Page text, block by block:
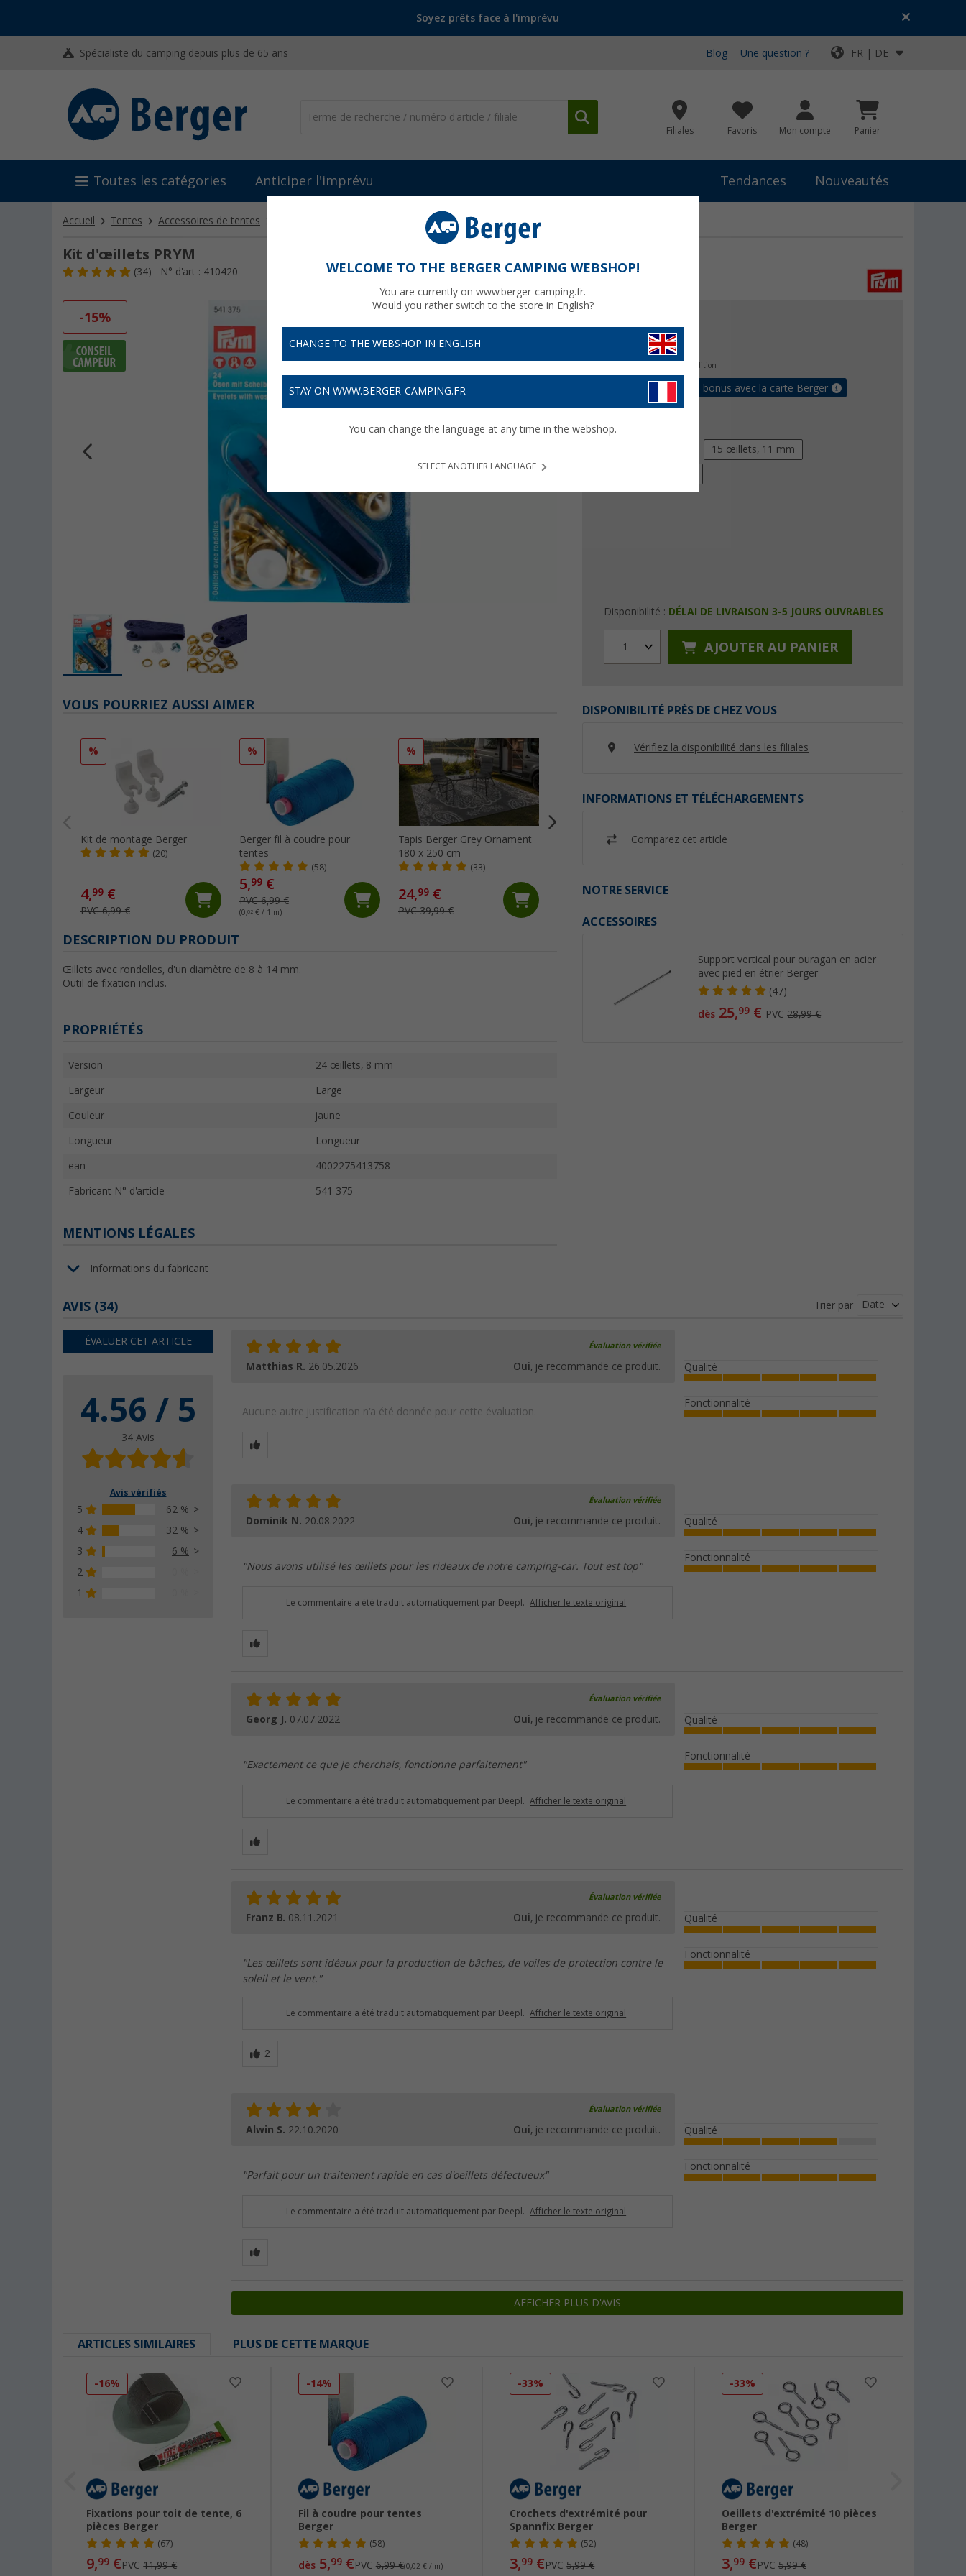
Soyez prêts face à l'imprévu
Spécialiste du camping depuis plus de 65 ans Blog Une question ? FR | DE
Filiales Favoris Mon compte Panier
Toutes les catégories Anticiper l'imprévu Tendances Nouveautés
Accueil Tentes Accessoires de tentes Kit d'œillets PRYM
Kit d'œillets PRYM
(34) N° d'art : 410420
-15%
€
plus les frais d'expédition
Obtenez jusqu'à 5% bonus avec la carte Berger
Version
15 œillets, 11 mm
Disponibilité : DÉLAI DE LIVRAISON 3-5 JOURS OUVRABLES
1 AJOUTER AU PANIER
DISPONIBILITÉ PRÈS DE CHEZ VOUS
Vérifiez la disponibilité dans les filiales
INFORMATIONS ET TÉLÉCHARGEMENTS
Comparez cet article
NOTRE SERVICE
ACCESSOIRES
Support vertical pour ouragan en acier
avec pied en étrier Berger
(47)
dès 25,99 € PVC28,99 €
VOUS POURRIEZ AUSSI AIMER
%
Kit de montage Berger
(20)
4,99 €
PVC 6,99 €
%
Berger fil à coudre pour
tentes
(58)
5,99 €
PVC 6,99 €
(0,02 € / 1 m)
%
Tapis Berger Grey Ornament
180 x 250 cm
(33)
24,99 €
PVC 39,99 €
Tapis de sol Berger
99€
%
Jonc d'auvent 6 mm blanc
DESCRIPTION DU PRODUIT
Œillets avec rondelles, d'un diamètre de 8 à 14 mm.
Outil de fixation inclus.
PROPRIÉTÉS
Version 24 œillets, 8 mm
Largeur Large
Couleur jaune
Longueur Longueur
ean 4002275413758
Fabricant N° d'article 541 375
MENTIONS LÉGALES
Informations du fabricant
AVIS (34)
ÉVALUER CET ARTICLE
4.56 / 5
34 Avis
Avis vérifiés
5
62 %
4
32 %
3
6 %
2
1
Trier par Date
Évaluation vérifiée
Matthias R. 26.05.2026 Oui, je recommande ce produit.
Aucune autre justification n'a été donnée pour cette évaluation.
Qualité
Fonctionnalité
Évaluation vérifiée
Dominik N. 20.08.2022 Oui, je recommande ce produit.
"Nous avons utilisé les œillets pour les rideaux de notre camping-car. Tout est top"
Qualité
Fonctionnalité
Le commentaire a été traduit automatiquement par Deepl. Afficher le texte original
Évaluation vérifiée
Georg J. 07.07.2022 Oui, je recommande ce produit.
"Exactement ce que je cherchais, fonctionne parfaitement"
Qualité
Fonctionnalité
Le commentaire a été traduit automatiquement par Deepl. Afficher le texte original
Évaluation vérifiée
Franz B. 08.11.2021 Oui, je recommande ce produit.
"Les œillets sont idéaux pour la production de bâches, de voiles de protection contre le
soleil et le vent."
Qualité
Fonctionnalité
Le commentaire a été traduit automatiquement par Deepl. Afficher le texte original
Évaluation vérifiée
Alwin S. 22.10.2020 Oui, je recommande ce produit.
"Parfait pour un traitement rapide en cas d'oeillets défectueux"
Qualité
Fonctionnalité
Le commentaire a été traduit automatiquement par Deepl. Afficher le texte original
AFFICHER PLUS D'AVIS
ARTICLES SIMILAIRES PLUS DE CETTE MARQUE
-16%
Fixations pour toit de tente, 6
pièces Berger
(67)
9,99 €PVC11,99 €
-14%
Fil à coudre pour tentes
Berger
(58)
dès5,99€PVC 6,99 €(0,02 € / m)
-33%
Crochets d'extrémité pour
Spannfix Berger
(52)
3,99 €PVC5,99 €
-33%
Oeillets d'extrémité 10 pièces
Berger
(48)
3,99€PVC 5,99 €
WELCOME TO THE BERGER CAMPING WEBSHOP!
You are currently on www.berger-camping.fr.
Would you rather switch to the store in English?
CHANGE TO THE WEBSHOP IN ENGLISH
STAY ON WWW.BERGER-CAMPING.FR
You can change the language at any time in the webshop.
SELECT ANOTHER LANGUAGE